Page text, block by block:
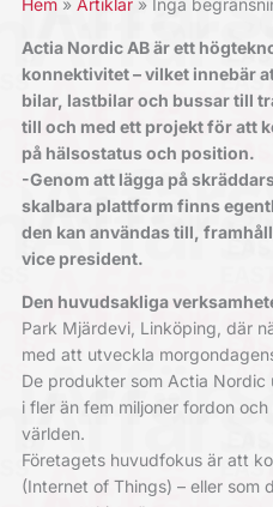
Hem
Artiklar Inga
Actia Nordic AB är ett
konnektivitet – vilket innebär
bilar, lastbilar och bussar till
till och med ett projekt för att
på hälsostatus och position.
-Genom att lägga på
skalbara plattform finns
den kan användas till,
vice president.
Den huvudsakliga
Park Mjärdevi, Linköping, där
med att utveckla
De produkter som Actia
i fler än fem miljoner fordon
världen.
Företagets huvudfokus är att
(Internet of Things) – eller som